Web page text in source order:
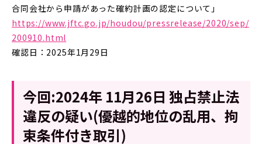
合同会社から申請があった確約計画の認定について」
https://www.jftc.go.jp/houdou/pressrelease/2020/sep/
200910.html
確認日：2025年1月29日
今回:2024年 11月26日 独占禁止法
違反の疑い(優越的地位の乱用、拘
束条件付き取引)